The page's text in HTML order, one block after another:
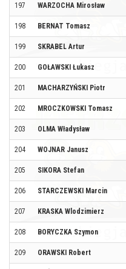
197 WARZOCHA Mirosław
198 BERNAT Tomasz
199 SKRABEL Artur
200 GOŁAWSKI Łukasz
201 MACHARZYŃSKI Piotr
202 MROCZKOWSKI Tomasz
203 OLMA Władysław
204 WOJNAR Janusz
205 SIKORA Stefan
206 STARCZEWSKI Marcin
207 KRASKA Wlodzimierz
208 BORYCZKA Szymon
209 ORAWSKI Robert